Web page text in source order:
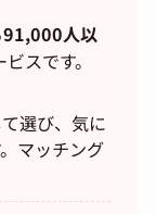
91,000人以
スです。
選び、気に
マッチング